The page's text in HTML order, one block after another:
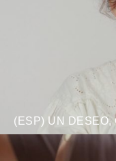
(ESP) UN DESEO,